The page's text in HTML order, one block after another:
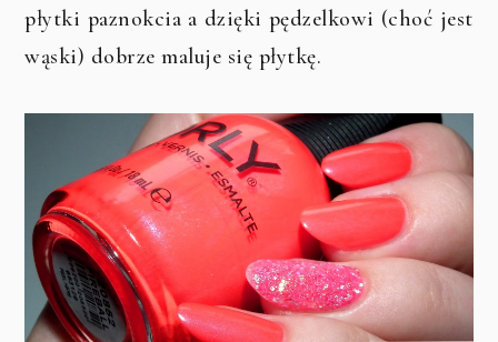
płytki paznokcia a dzięki pędzelkowi (choć jest
wąski) dobrze maluje się płytkę.